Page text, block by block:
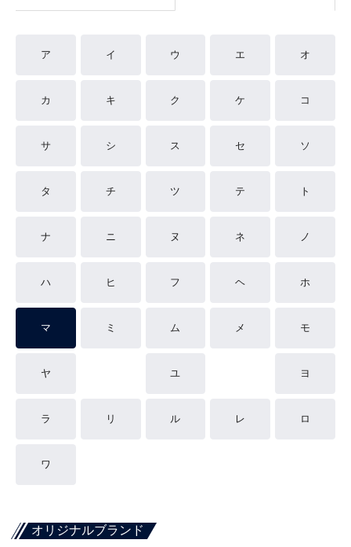
ア イ ウ エ オ
カ キ ク ケ コ
サ シ ス セ ソ
タ チ ツ テ ト
ナ ニ ヌ ネ ノ
ハ ヒ フ ヘ ホ
マ ミ ム メ モ
ヤ ユ ヨ
ラ リ ル レ ロ
ワ
オリジナルブランド